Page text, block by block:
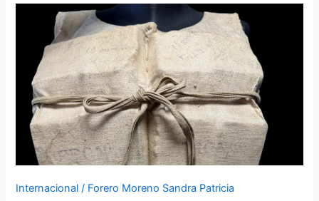
Internacional / Forero Moreno Sandra Patricia
de
sobreviviente
Titanic
una
subasta
como
nunca
antes